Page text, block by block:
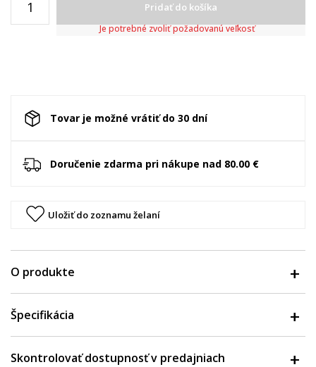
Pridať do košíka
Je potrebné zvoliť požadovanú veľkosť
Tovar je možné vrátiť do 30 dní
Doručenie zdarma pri nákupe nad 80.00 €
Uložiť do zoznamu želaní
O produkte
Špecifikácia
Skontrolovať dostupnosť v predajniach